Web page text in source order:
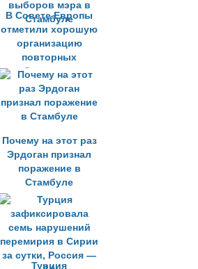
В Совете Европы
отметили хорошую
организацию
повторных
выборов мэра в
Стамбуле
Почему на этот раз
Эрдоган признал
поражение в
Стамбуле
Турция